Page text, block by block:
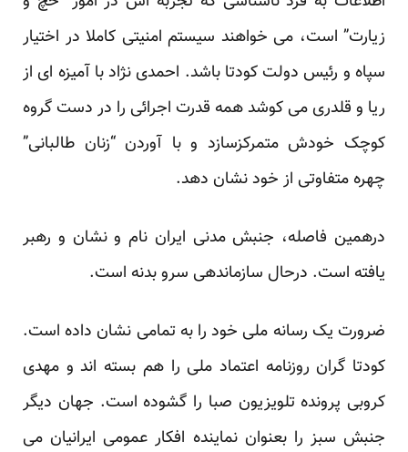
زیارت” است، می خواهند سیستم امنیتی کاملا در اختیار
سپاه و رئیس دولت کودتا باشد. احمدی نژاد با آمیزه ای از
ریا و قلدری می کوشد همه قدرت اجرائی را در دست گروه
کوچک خودش متمرکزسازد و با آوردن “زنان طالبانی”
چهره متفاوتی از خود نشان دهد.
درهمین فاصله، جنبش مدنی ایران نام و نشان و رهبر
یافته است. درحال سازماندهی سرو بدنه است.
ضرورت یک رسانه ملی خود را به تمامی نشان داده است.
کودتا گران روزنامه اعتماد ملی را هم بسته اند و مهدی
کروبی پرونده تلویزیون صبا را گشوده است. جهان دیگر
جنبش سبز را بعنوان نماینده افکار عمومی ایرانیان می